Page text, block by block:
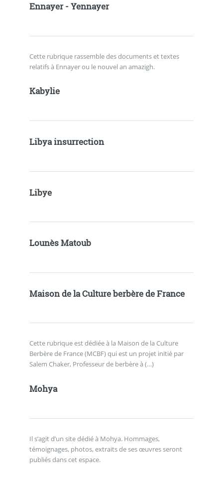
Ennayer - Yennayer
Cette rubrique rassemble des documents et textes
relatifs à Ennayer ou le nouvel an amazigh.
Kabylie
Libya insurrection
Libye
Lounès Matoub
Maison de la Culture berbère de France
Cette rubrique est dédiée à la Maison de la Culture
Berbère de France (MCBF) qui est un projet initié par
Salem Chaker, Professeur de berbère à (…)
Mohya
Il s’agit d’un site dédié à Mohya. Hommages,
témoignages, photos, extraits de ses œuvres seront
publiés dans cet espace.